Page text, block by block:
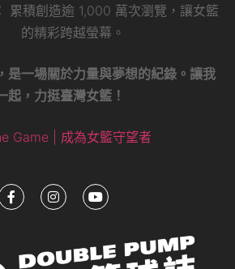
累積創造逾 1,000 萬次瀏覽，讓女籃
的精彩跨越螢幕。
是一場關於力量與夢想的紀錄。讓我
起，力挺臺灣女籃！
Game | 成為女籃守望者